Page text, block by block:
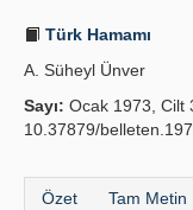
Türk Hamamı
A. Süheyl Ünver
Sayı: Ocak 1973, Cilt
10.37879/
Özet Tam Metin